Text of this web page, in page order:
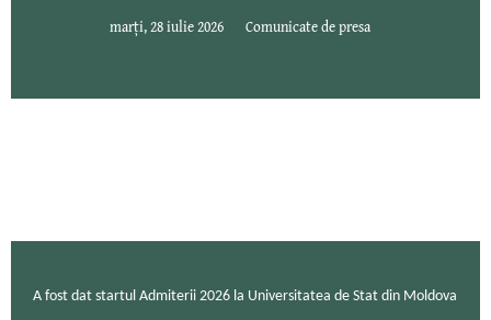
marți, 28 iulie 2026 Comunicate de presa
A fost dat startul Admiterii 2026 la Universitatea de Stat din Moldova